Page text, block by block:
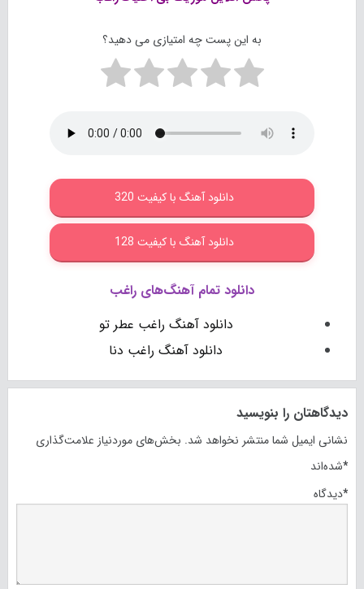
به این پست چه امتیازی می دهید؟
دانلود آهنگ با کیفیت 320
دانلود آهنگ با کیفیت 128
دانلود تمام آهنگ‌های راغب
دانلود آهنگ راغب عطر تو
دانلود آهنگ راغب دنا
دیدگاهتان را بنویسید
نشانی ایمیل شما منتشر نخواهد شد. بخش‌های موردنیاز علامت‌گذاری
شده‌اند*
دیدگاه*